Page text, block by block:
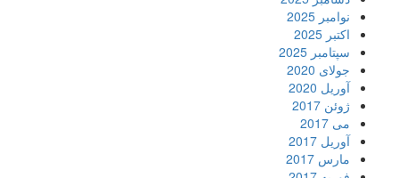
نوامبر 2025
اکتبر 2025
سپتامبر 2025
جولای 2020
آوریل 2020
ژوئن 2017
می 2017
آوریل 2017
مارس 2017